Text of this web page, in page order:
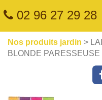
02 96 27 29 28
Nos produits jardin >
BLONDE PARESSEUSE